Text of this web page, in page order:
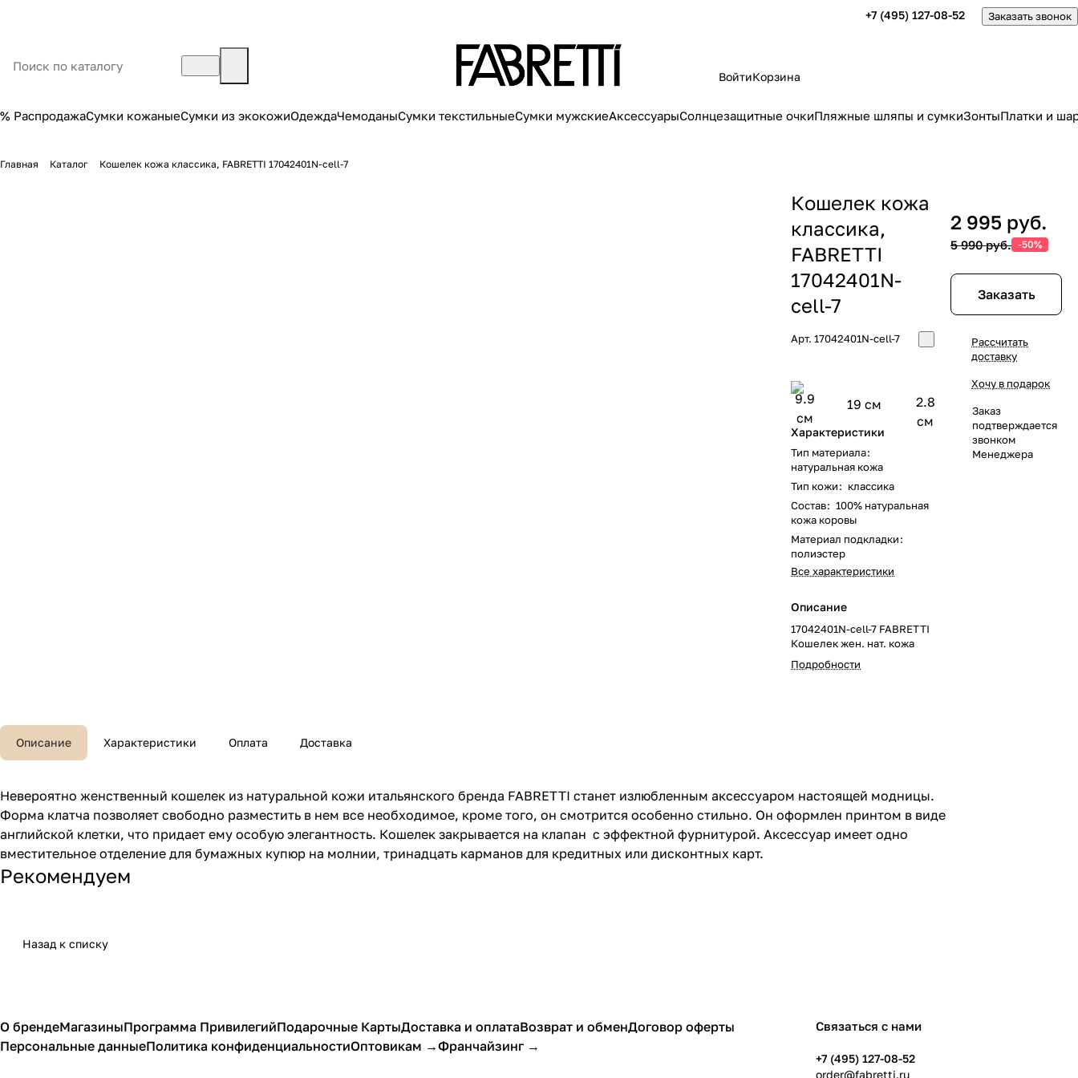
+7 (495) 127-08-52 Заказать звонок
ВойтиКорзина
% РаспродажаСумки кожаныеСумки из экокожиОдеждаЧемоданыСумки текстильныеСумки мужскиеАксессуарыСолнцезащитные очкиПляжные шляпы и сумкиЗонтыПлатки и
Главная Каталог Кошелек кожа классика, FABRETTI 17042401N-cell-7
Кошелек кожа
классика,
FABRETTI
17042401N-
cell-7
Арт. 17042401N-cell-7
19 см
2.8
см
9.9
см
Характеристики
Тип материала:
натуральная кожа
Тип кожи: классика
Состав: 100% натуральная
кожа коровы
Материал подкладки:
полиэстер
Все характеристики
Описание
17042401N-cell-7 FABRETTI
Кошелек жен. нат. кожа
Подробности
2 995 руб.
5 990 руб. -50%
Заказать
Рассчитать
доставку
Хочу в подарок
Заказ
подтверждается
звонком
Менеджера
Описание Характеристики Оплата Доставка
Невероятно женственный кошелек из натуральной кожи итальянского бренда FABRETTI станет излюбленным аксессуаром настоящей модницы.
Форма клатча позволяет свободно разместить в нем все необходимое, кроме того, он смотрится особенно стильно. Он оформлен принтом в виде
английской клетки, что придает ему особую элегантность. Кошелек закрывается на клапан с эффектной фурнитурой. Аксессуар имеет одно
вместительное отделение для бумажных купюр на молнии, тринадцать карманов для кредитных или дисконтных карт.
Рекомендуем
Назад к списку
О брендеМагазиныПрограмма ПривилегийПодарочные КартыДоставка и оплатаВозврат и обменДоговор оферты
Персональные данныеПолитика конфиденциальностиОптовикам →Франчайзинг →
Связаться с нами
+7 (495) 127-08-52
order@fabretti.ru